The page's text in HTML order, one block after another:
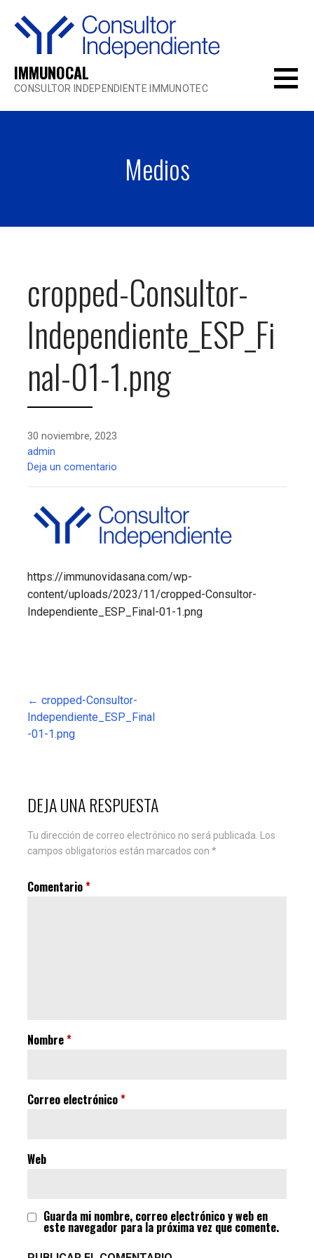
contenido
IMMUNOCAL
CONSULTOR INDEPENDIENTE IMMUNOTEC
Medios
cropped-Consultor-
Independiente_ESP_Fi
nal-01-1.png
30 noviembre, 2023
admin
Deja un comentario
https://immunovidasana.com/wp-
content/uploads/2023/11/cropped-Consultor-
Independiente_ESP_Final-01-1.png
Navegación
de
← cropped-Consultor-
Independiente_ESP_Final
-01-1.png
DEJA UNA RESPUESTA
Tu dirección de correo electrónico no será publicada. Los
campos obligatorios están marcados con *
Comentario*
Nombre*
Correo electrónico*
Web
Guarda mi nombre, correo electrónico y web en
este navegador para la próxima vez que comente.